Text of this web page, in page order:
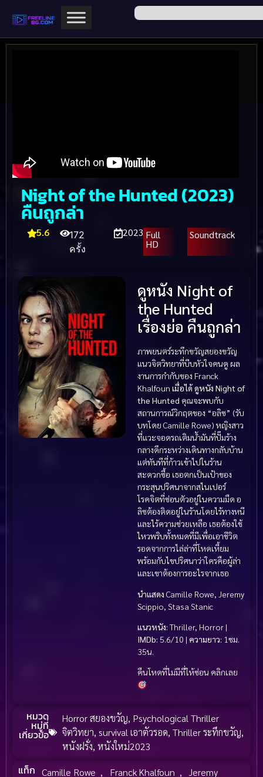
Night of the Hunted (2023)
คืนถูกล่า
5.6
172
ครั้ง
2023 Full
HD
Soundtrack
ดูหนัง Night of
the Hunted
เรื่องย่อ คืนถูกล่า
ภาพยนตร์ระทึกขวัญสยองขวัญ
แนวจิตวิทยาที่บีบหัวใจคนดู ผล
งานการกำกับของ Franck
Khalfoun เมื่อได้ ดูหนัง Night of
the Hunted คุณจะพบกับ
สถานการณ์วิกฤตของ “อลิซ” (รับ
บทโดย Camille Rowe) หญิงสาว
ที่แวะจอดรถเติมน้ำมันที่ปั๊มร้าง
กลางดึกระหว่างเดินทางกลับบ้าน
แต่ทันทีที่ก้าวเข้าไปในร้าน
สะดวกซื้อ เธอตกเป็นเป้าของ
กระสุนปริศนาจากสไนเปอร์
โรคจิตที่ซ่อนตัวอยู่ในความมืด อ
ลิซต้องติดอยู่ในร้านโดยไร้ทางหนี
และไร้ความช่วยเหลือ เธอต้องใช้
ไหวพริบทั้งหมดที่มีเพื่อเอาชีวิต
รอดจากการไล่ล่าที่โหดเหี้ยม
พร้อมกับไขปริศนาว่าใครคือผู้ล่า
และเขาต้องการอะไรจากเธอ
นำแสดง Camille Rowe, Jeremy
Scippio, Stasa Stanic
แนวหนัง: Thriller, Horror |
IMDb: 5.6/10 | ความยาว: 1ชม.
35น.
คืนโหดที่ไม่มีที่ให้ซ่อน คลิกเลย
หมวด
หมู่ที่
เกี่ยวข้อ
Horror สยองขวัญ, Psychological Thriller
จิตวิทยา, survival เอาตัวรอด,Thriller ระทึกขวัญ,
หนังฝรั่ง,หนังใหม่2023
แท็ก Camille Rowe , Franck Khalfoun ,
Jeremy